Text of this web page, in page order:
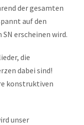
der gesamten
auf den
erscheinen wird.
die
dabei sind!
konstruktiven
unser